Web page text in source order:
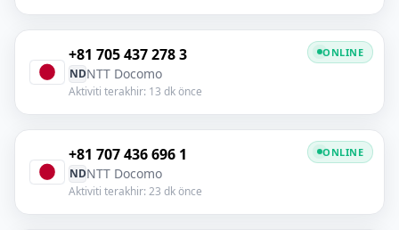
+81 705 437 278 3
NDNTT Docomo
Aktiviti terakhir: 13 dk önce
ONLINE
+81 707 436 696 1
NDNTT Docomo
Aktiviti terakhir: 23 dk önce
ONLINE